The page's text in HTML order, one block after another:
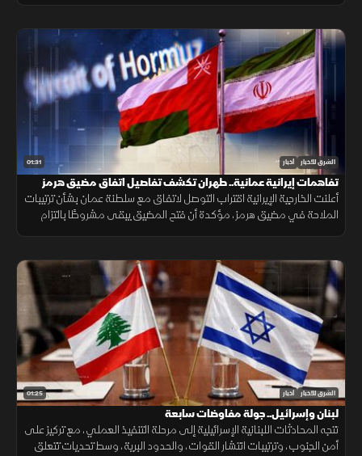
01:31 الشرق للأخبار أخبار
تفاهمات إيرانية عمانية.. طهران تكشف تفاصيل اتفاق مضيق هرمز
أعلنت الخارجية الإيرانية اقتراب التوصل لاتفاق مع سلطنة عمان بشأن ترتيبات
الملاحة في مضيق هرمز، مؤكدة أن فتح المضيق يبقى مشروطًا بالتزام
01:25 الشرق للأخبار أخبار
لبنان وإسرائيل.. جولة مفاوضات سابعة
تتجه المحادثات اللبنانية الإسرائيلية إلى مرحلة التنفيذ العملي، مع تركيز على
أمن الجنوب، وترتيبات انتشار القوات، والحدود البرية، وسط تحديات تتعلق